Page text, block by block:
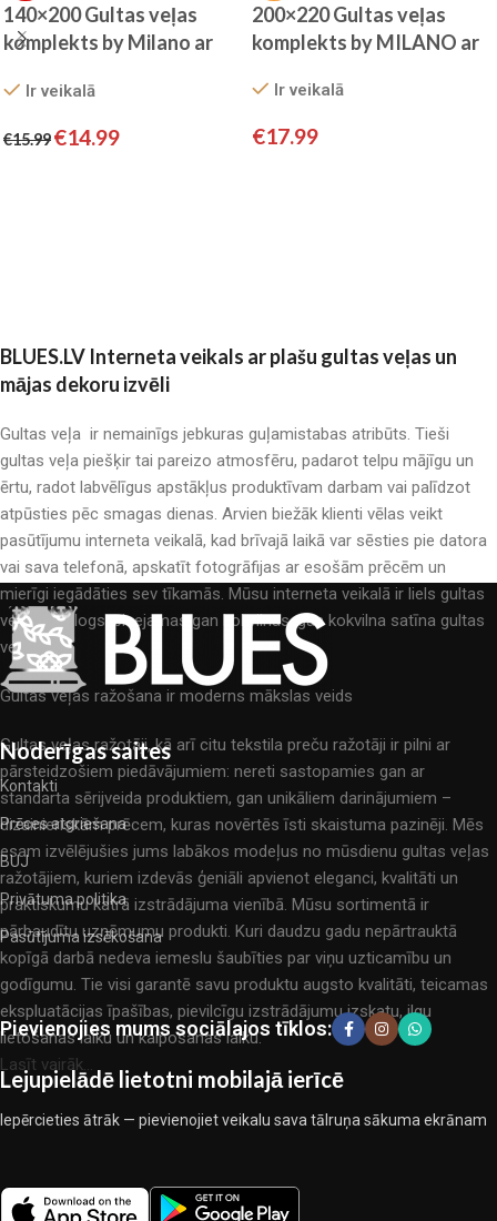
140×200 Gultas veļas
komplekts by Milano ar
SATĪNS
Ir veikalā
€15.99€14.99
200×220 Gultas veļas
komplekts by MILANO ar
SATĪNS
Ir veikalā
€17.99
BLUES.LV Interneta veikals ar plašu gultas veļas un
mājas dekoru izvēli
Gultas veļa ir nemainīgs jebkuras guļamistabas atribūts. Tieši
gultas veļa piešķir tai pareizo atmosfēru, padarot telpu mājīgu un
ērtu, radot labvēlīgus apstākļus produktīvam darbam vai palīdzot
atpūsties pēc smagas dienas. Arvien biežāk klienti vēlas veikt
pasūtījumu interneta veikalā, kad brīvajā laikā var sēsties pie datora
vai sava telefonā, apskatīt fotogrāfijas ar esošām prēcēm un
mierīgi iegādāties sev tīkamās. Mūsu interneta veikalā ir liels gultas
veļas katalogs: pieejamas gan kokvilnas, gan kokvilna satīna gultas
veļas.
Gultas veļas ražošana ir moderns mākslas veids
Gultas veļas ražotāji, kā arī citu tekstila preču ražotāji ir pilni ar
pārsteidzošiem piedāvājumiem: nereti sastopamies gan ar
standarta sērijveida produktiem, gan unikāliem darinājumiem –
dizainieriskām prēcem, kuras novērtēs īsti skaistuma pazinēji. Mēs
esam izvēlējušies jums labākos modeļus no mūsdienu gultas veļas
ražotājiem, kuriem izdevās ģeniāli apvienot eleganci, kvalitāti un
praktiskumu katrā izstrādājuma vienībā. Mūsu sortimentā ir
pārbaudītu uzņēmumu produkti. Kuri daudzu gadu nepārtrauktā
kopīgā darbā nedeva iemeslu šaubīties par viņu uzticamību un
godīgumu. Tie visi garantē savu produktu augsto kvalitāti, teicamas
ekspluatācijas īpašības, pievilcīgu izstrādājumu izskatu, ilgu
lietošanas laiku un kalpošanas laiku.
Lasīt vairāk...
Noderīgas saites
Kontakti
Prēces atgriešana
BUJ
Privātuma politika
Pasūtījuma izsēkošana
Pievienojies mums sociālajos tīklos:
Lejupielādē lietotni mobilajā ierīcē
Iepērcieties ātrāk — pievienojiet veikalu sava tālruņa sākuma ekrānam